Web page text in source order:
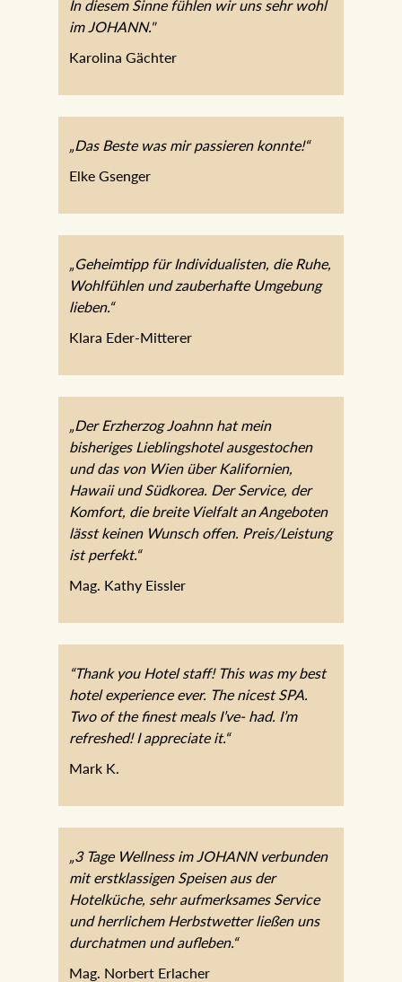
gegenübersteht. In diesem Sinne fühlen
wir uns sehr wohl im JOHANN."
Karolina Gächter
„Das Beste was mir passieren konnte!“
Elke Gsenger
„Geheimtipp für Individualisten, die Ruhe,
Wohlfühlen und zauberhafte Umgebung
lieben.“
Klara Eder-Mitterer
„Der Erzherzog Joahnn hat mein
bisheriges Lieblingshotel ausgestochen
und das von Wien über Kalifornien,
Hawaii und Südkorea. Der Service, der
Komfort, die breite Vielfalt an Angeboten
lässt keinen Wunsch offen.
“Thank you Hotel staff! This was my best
hotel experience ever. The nicest SPA.
Two of the finest meals I’ve- had. I’m
„3 Tage Wellness im JOHANN
verbunden mit erstklassigen Speisen aus
der Hotelküche, sehr aufmerksames
Service und herrlichem Herbstwetter
ließen uns durchatmen und aufleben.“